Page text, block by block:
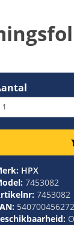
HPX
7453082
7453082